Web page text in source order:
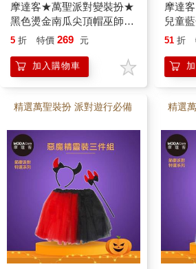
摩達客★萬聖派對變裝扮★
黑色燙金南瓜尖頂帽巫師帽
巫婆帽★Cosplay
5 折 特價 269 元
加入購物車
摩達
兒童
二件組
51 折
精選萬聖裝扮 派對遊行必備 精選